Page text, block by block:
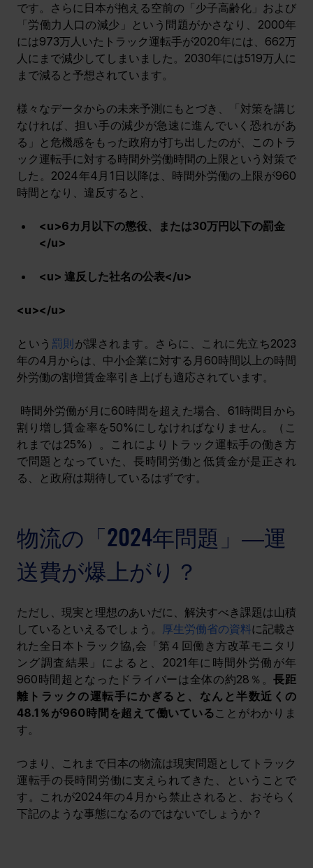
です。さらに日本が抱える空前の「少子高齢化」および
「労働力人口の減少」という問題がかさなり、2000年
には973万人いたトラック運転手が2020年には、662万
人にまで減少してしまいました。2030年には519万人に
まで減ると予想されています。
様々なデータからの未来予測にもとづき、「対策を講じ
なければ、担い手の減少が急速に進んでいく恐れがあ
る」と危機感をもった政府が打ち出したのが、このトラ
ック運転手に対する時間外労働時間の上限という対策で
した。2024年4月1日以降は、時間外労働の上限が960
時間となり、違反すると、
<u>6カ月以下の懲役、または30万円以下の罰金
</u>
<u> 違反した社名の公表</u>
<u>﻿</u>
という 罰則 が課されます。さらに、これに先立ち2023
年の4月からは、中小企業に対する 月60時間以上の時間
外労働の割増賃金率引き上げも適応されています。
割り増し賃金率を50%にしなければなりません。（こ
れまでは25%）。 これによりトラック運転手の働き方
で問題となっていた、長時間労働と低賃金が是正され
る、と政府は期待しているはずです。
物流の「2024年問題」―運
送費が爆上がり？
ただし、現実と理想のあいだに、解決すべき課題は山積
しているといえるでしょう。 厚生労働省の資料に記載さ
れた 全日本トラック協,会「第４回働き方改革モニタリ
ング調査結果」によると、2021年に時間外労働が年
960時間超となったドライバーは全体の約28％。長距
離トラックの運転手にかぎると、なんと半数近くの
48.1％が960時間を超えて働いていることがわかりま
す。
つまり、これまで日本の物流は現実問題としてトラック
運転手の長時間労働に支えられてきた、ということで
す。これが2024年の4月から禁止されると、おそらく
下記のような事態になるのではないでしょうか？